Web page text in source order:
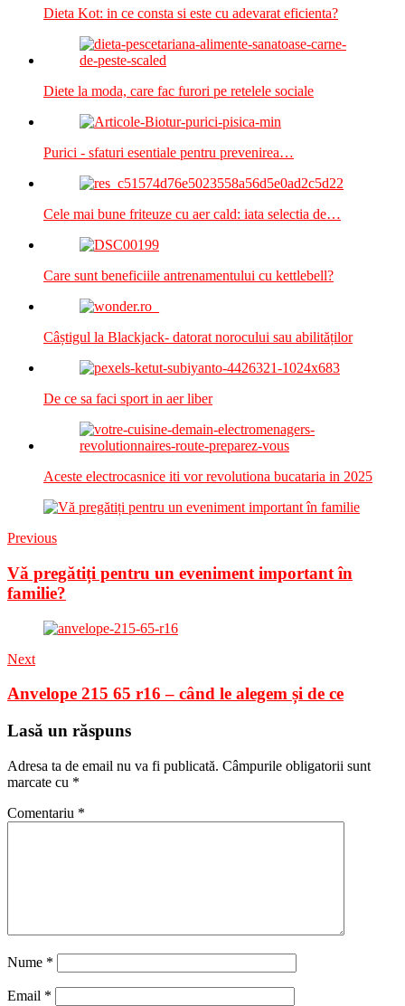
Dieta Kot: in ce consta si este cu adevarat eficienta?
Diete la moda, care fac furori pe retelele sociale
Purici - sfaturi esentiale pentru prevenirea…
Cele mai bune friteuze cu aer cald: iata selectia de…
Care sunt beneficiile antrenamentului cu kettlebell?
Câștigul la Blackjack- datorat norocului sau abilităților
De ce sa faci sport in aer liber
Aceste electrocasnice iti vor revolutiona bucataria in 2025
Previous
Vă pregătiți pentru un eveniment important în
familie?
Next
Anvelope 215 65 r16 – când le alegem și de ce
Lasă un răspuns
Adresa ta de email nu va fi publicată. Câmpurile obligatorii sunt
marcate cu *
Comentariu *
Nume *
Email *